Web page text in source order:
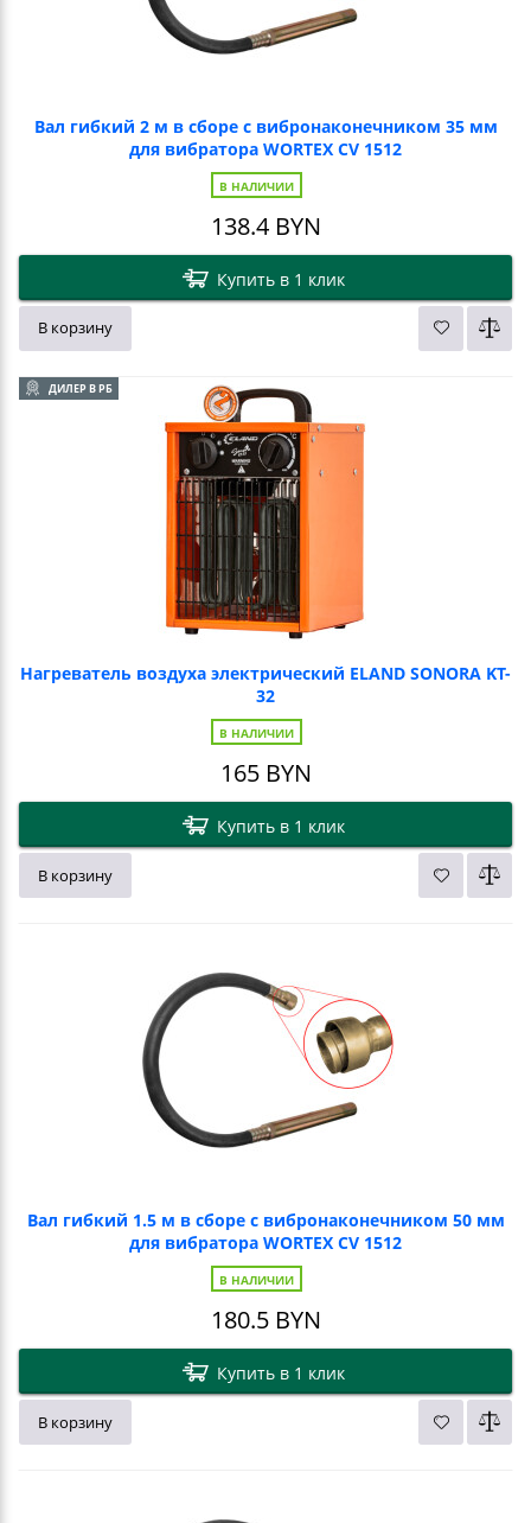
Вал гибкий 2 м в сборе с вибронаконечником 35 мм
для вибратора WORTEX CV 1512
В НАЛИЧИИ
138.4BYN
Купить в 1 клик
В корзину
ДИЛЕР В РБ
Нагреватель воздуха электрический ELAND SONORA KT-
32
В НАЛИЧИИ
165BYN
Купить в 1 клик
В корзину
Вал гибкий 1.5 м в сборе с вибронаконечником 50 мм
для вибратора WORTEX CV 1512
В НАЛИЧИИ
180.5BYN
Купить в 1 клик
В корзину